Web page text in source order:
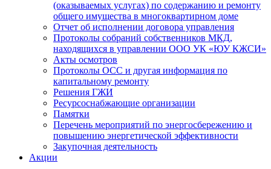
(оказываемых услугах) по содержанию и ремонту
общего имущества в многоквартирном доме
Отчет об исполнении договора управления
Протоколы собраний собственников МКД,
находящихся в управлении ООО УК «ЮУ КЖСИ»
Акты осмотров
Протоколы ОСС и другая информация по
капитальному ремонту
Решения ГЖИ
Ресурсоснабжающие организации
Памятки
Перечень мероприятий по энергосбережению и
повышению энергетической эффективности
Закупочная деятельность
Акции